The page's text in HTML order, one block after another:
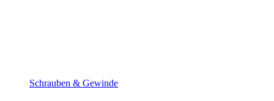
Schrauben & Gewinde